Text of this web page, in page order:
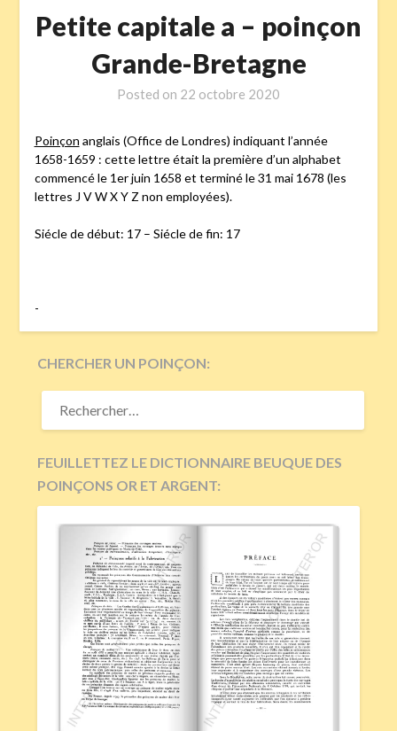
Petite capitale a – poinçon
Grande-Bretagne
Posted on 22 octobre 2020
Poinçon anglais (Office de Londres) indiquant l’année
1658-1659 : cette lettre était la première d’un alphabet
commencé le 1er juin 1658 et terminé le 31 mai 1678 (les
lettres J V W X Y Z non employées).
Siécle de début: 17 – Siécle de fin: 17
-
CHERCHER UN POINÇON:
RECHERCHER :
FEUILLETTEZ LE DICTIONNAIRE BEUQUE DES
POINÇONS OR ET ARGENT: